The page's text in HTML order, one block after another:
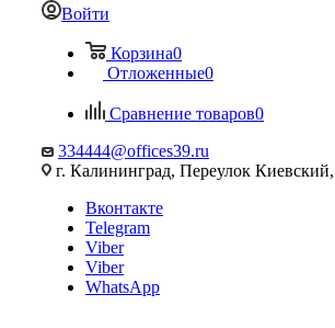
Войти
Корзина0
Отложенные0
Сравнение товаров0
334444@offices39.ru
г. Калининград, Переулок
Вконтакте
Telegram
Viber
Viber
WhatsApp